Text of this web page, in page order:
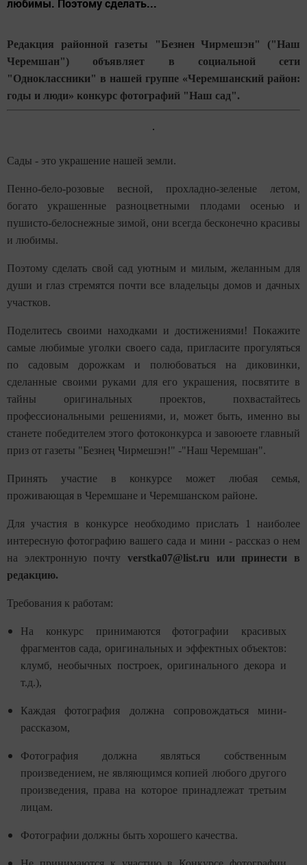
любимы. Поэтому сделать...
Редакция районной газеты "Безнен Чирмешэн" ("Наш
Черемшан") объявляет в социальной сети
"Одноклассники" в нашей группе «Черемшанский район:
годы и люди» конкурс фотографий "Наш сад".
Сады - это украшение нашей земли.
Пенно-бело-розовые весной, прохладно-зеленые летом,
богато украшенные разноцветными плодами осенью и
пушисто-белоснежные зимой, они всегда бесконечно красивы
и любимы.
Поэтому сделать свой сад уютным и милым, желанным для
души и глаз стремятся почти все владельцы домов и дачных
участков.
Поделитесь своими находками и достижениями! Покажите
самые любимые уголки своего сада, пригласите прогуляться
по садовым дорожкам и полюбоваться на диковинки,
сделанные своими руками для его украшения, посвятите в
тайны оригинальных проектов, похвастайтесь
профессиональными решениями, и, может быть, именно вы
станете победителем этого фотоконкурса и завоюете главный
приз от газеты "Безнең Чирмешэн!" -"Наш Черемшан".
Принять участие в конкурсе может любая семья,
проживающая в Черемшане и Черемшанском районе.
Для участия в конкурсе необходимо прислать 1 наиболее
интересную фотографию вашего сада и мини - рассказ о нем
на электронную почту verstka07@list.ru или принести в
редакцию.
Требования к работам:
На конкурс принимаются фотографии красивых
фрагментов сада, оригинальных и эффектных объектов:
клумб, необычных построек, оригинального декора и
т.д.),
Каждая фотография должна сопровождаться мини-
рассказом,
Фотография должна являться собственным
произведением, не являющимся копией любого другого
произведения, права на которое принадлежат третьим
лицам.
Фотографии должны быть хорошего качества.